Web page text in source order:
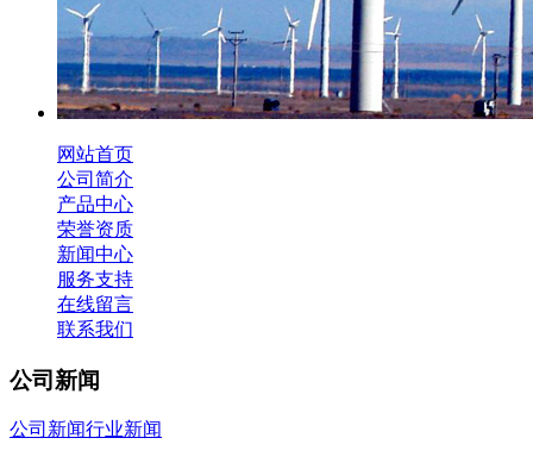
网站首页
公司简介
产品中心
荣誉资质
新闻中心
服务支持
在线留言
联系我们
公司新闻
公司新闻行业新闻